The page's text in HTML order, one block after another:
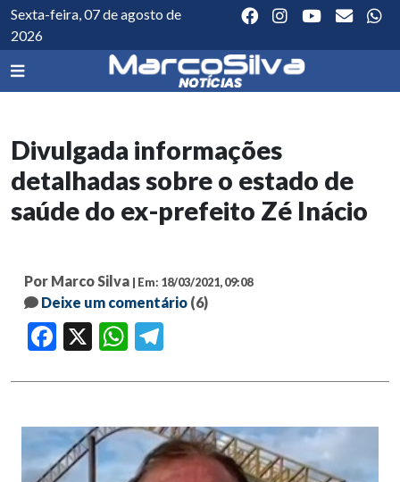
Sexta-feira, 07 de agosto de
2026
Divulgada informações
detalhadas sobre o estado de
saúde do ex-prefeito Zé Inácio
Por Marco Silva | Em: 18/03/2021, 09:08
Deixe um comentário (6)
Facebook WhatsApp